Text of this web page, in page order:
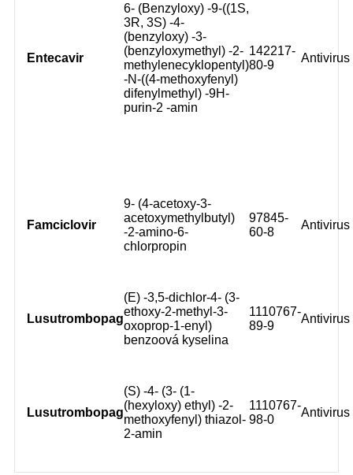
Entecavir
6- (Benzyloxy) -9-((1S,
3R, 3S) -4-
(benzyloxy) -3-
(benzyloxymethyl) -2-
methylenecyklopentyl)
-N-((4-methoxyfenyl)
difenylmethyl) -9H-
purin-2 -amin
142217-
80-9
Antivirus
Famciclovir
9- (4-acetoxy-3-
acetoxymethylbutyl)
-2-amino-6-
chlorpropin
97845-
60-8
Antivirus
Lusutrombopag
(E) -3,5-dichlor-4- (3-
ethoxy-2-methyl-3-
oxoprop-1-enyl)
benzoová kyselina
1110767-
89-9
Antivirus
Lusutrombopag
(S) -4- (3- (1-
(hexyloxy) ethyl) -2-
methoxyfenyl) thiazol-
2-amin
1110767-
98-0
Antivirus